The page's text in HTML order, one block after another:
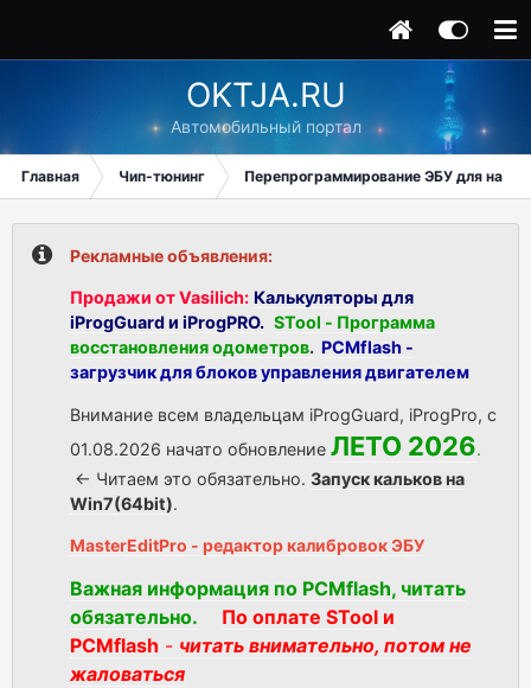
OKTJA.RU
Автомобильный портал
Главная Чип-тюнинг Перепрограммирование ЭБУ для
Рекламные объявления:
Продажи от Vasilich: Калькуляторы для
iProgGuard и iProgPRO. STool - Программа
восстановления одометров. PCMflash -
загрузчик для блоков управления двигателем
Внимание всем владельцам iProgGuard, iProgPro, с
01.08.2026 начато обновление ЛЕТО 2026.
<- Читаем это обязательно. Запуск кальков на
Win7(64bit).
MasterEditPro - редактор калибровок ЭБУ
Важная информация по PCMflash, читать
обязательно.
По оплате STool и
PCMflash - читать внимательно, потом не
жаловаться